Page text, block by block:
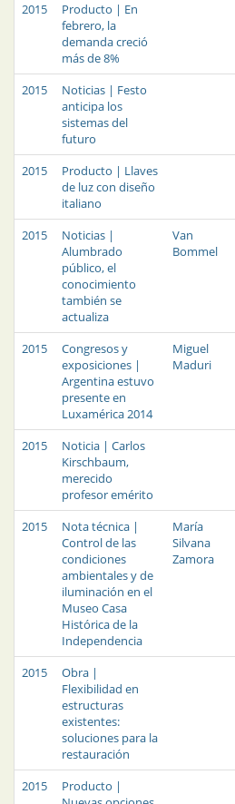
2015
Producto | En
febrero, la
demanda creció
más de 8%
2015
Noticias | Festo
anticipa los
sistemas del
futuro
2015
Producto | Llaves
de luz con diseño
italiano
2015
Noticias |
Alumbrado
público, el
conocimiento
también se
actualiza
Van
Bommel
2015
Congresos y
exposiciones |
Argentina estuvo
presente en
Luxamérica 2014
Miguel
Maduri
2015
Noticia | Carlos
Kirschbaum,
merecido
profesor emérito
2015
Nota técnica |
Control de las
condiciones
ambientales y de
iluminación en el
Museo Casa
Histórica de la
Independencia
María
Silvana
Zamora
2015
Obra |
Flexibilidad en
estructuras
existentes:
soluciones para la
restauración
2015
Producto |